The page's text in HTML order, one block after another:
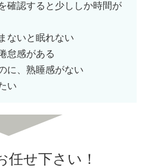
確認すると少ししか時間が
ないと眠れない
怠感がある
に、熟睡感がない
い
任せ下さい！